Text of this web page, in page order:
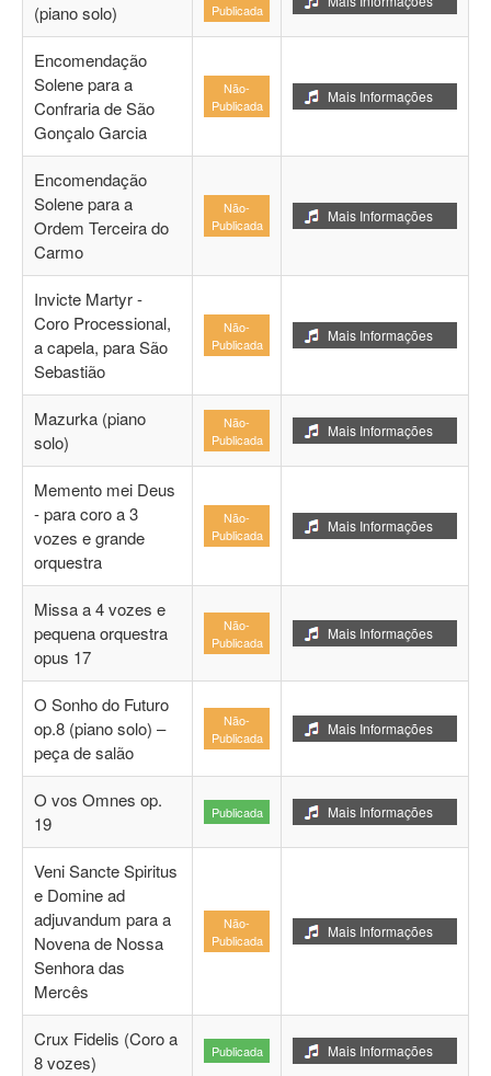
(piano solo)
Publicada
Encomendação
Solene para a
Confraria de São
Gonçalo Garcia
Não-
Publicada
Mais Informações
Encomendação
Solene para a
Ordem Terceira do
Carmo
Não-
Publicada
Mais Informações
Invicte Martyr -
Coro Processional,
a capela, para São
Sebastião
Não-
Publicada
Mais Informações
Mazurka (piano
solo)
Não-
Publicada
Mais Informações
Memento mei Deus
- para coro a 3
vozes e grande
orquestra
Não-
Publicada
Mais Informações
Missa a 4 vozes e
pequena orquestra
opus 17
Não-
Publicada
Mais Informações
O Sonho do Futuro
op.8 (piano solo) –
peça de salão
Não-
Publicada
Mais Informações
O vos Omnes op.
19
Publicada Mais Informações
Veni Sancte Spiritus
e Domine ad
adjuvandum para a
Novena de Nossa
Senhora das
Mercês
Não-
Publicada
Mais Informações
Crux Fidelis (Coro a
8 vozes)
Publicada Mais Informações